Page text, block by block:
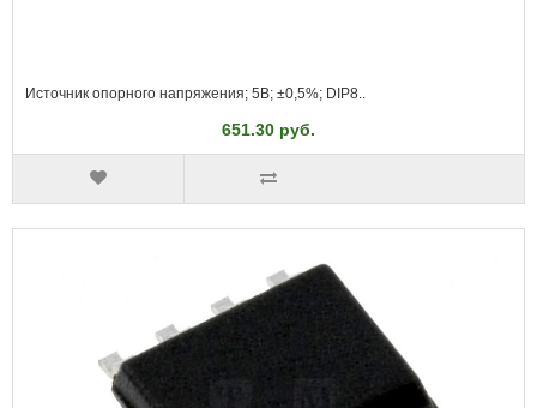
Источник опорного напряжения; 5В; ±0,5%; DIP8..
651.30 руб.